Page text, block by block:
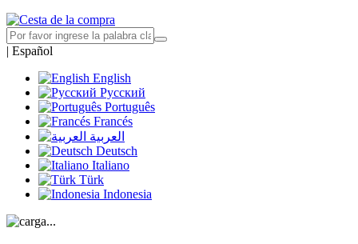
| Español
English
Русский
Português
Francés
العربية
Deutsch
Italiano
Türk
Indonesia